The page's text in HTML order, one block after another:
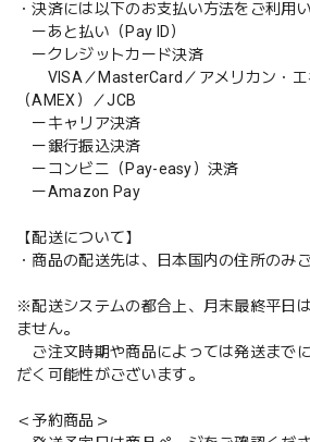
・決済には以下のお支払い方法をご利用
ーあと払い（Pay ID）
ークレジットカード決済
VISA／MasterCard／アメリカン・エ
（AMEX）／JCB
ーキャリア決済
ー銀行振込決済
ーコンビニ（Pay-easy）決済
ーAmazon Pay
【配送について】
・商品の配送先は、日本国内の住所のみ
※配送システムの都合上、月末最終平日
ません。
ご注文時期や商品によっては発送まで
だく可能性がございます。
＜予約商品＞